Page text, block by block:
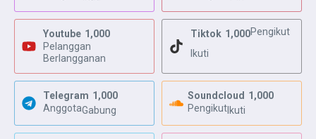
Youtube 1,000
Pelanggan
Berlangganan
Tiktok 1,000Pengikut
Ikuti
Telegram 1,000
AnggotaGabung
Soundcloud 1,000
Pengikut Ikuti